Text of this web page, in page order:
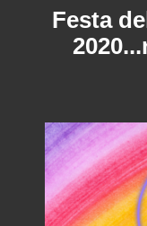
del
Eventi e
Festa